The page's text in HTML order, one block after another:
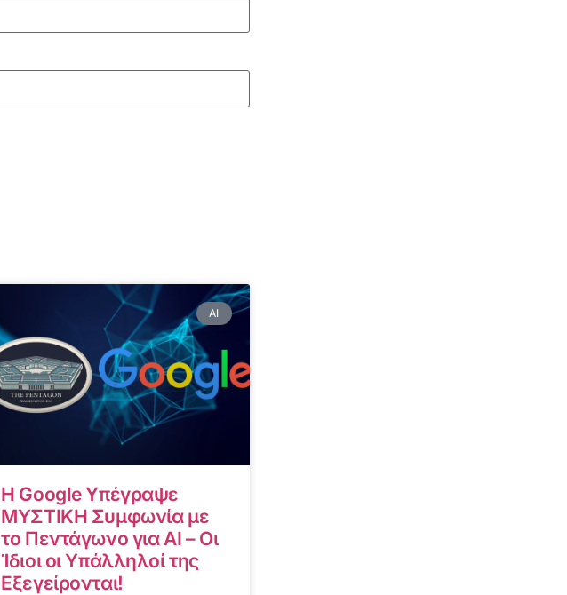
AI
Η Google Υπέγραψε
ΜΥΣΤΙΚΗ Συμφωνία με
το Πεντάγωνο για AI – Οι
Ίδιοι οι Υπάλληλοί της
Εξεγείρονται!